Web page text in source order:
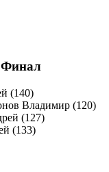
Финал
(140)
Владимир (120)
(127)
(133)